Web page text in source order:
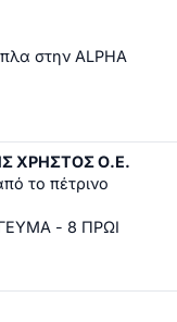
στην ALPHA
ΧΡΗΣΤΟΣ Ο.Ε.
το πέτρινο
- 8 ΠΡΩΙ